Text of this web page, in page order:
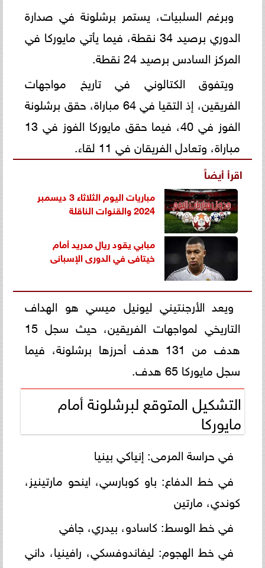
وبرغم السلبيات، يستمر برشلونة في صدارة
الدوري برصيد 34 نقطة، فيما يأتي مايوركا في
المركز السادس برصيد 24 نقطة.
ويتفوق الكتالوني في تاريخ مواجهات
الفريقين، إذ التقيا في 64 مباراة، حقق برشلونة
الفوز في 40، فيما حقق مايوركا الفوز في 13
مباراة، وتعادل الفريقان في 11 لقاء.
اقرأ أيضاً
مباريات اليوم الثلاثاء 3 ديسمبر
2024 والقنوات الناقلة
مبابي يقود ريال مدريد أمام
خيتافى في الدورى الإسبانى
ويعد الأرجنتيني ليونيل ميسي هو الهداف
التاريخي لمواجهات الفريقين، حيث سجل 15
هدف من 131 هدف أحرزها برشلونة، فيما
سجل مايوركا 65 هدف.
التشكيل المتوقع لبرشلونة أمام
مايوركا
في حراسة المرمى: إنياكي بينيا
في خط الدفاع: باو كوبارسي، اينحو مارتينيز،
كوندي، مارتين
في خط الوسط: كاسادو، بيدري، جافي
في خط الهجوم: ليفاندوفسكي، رافينيا، داني